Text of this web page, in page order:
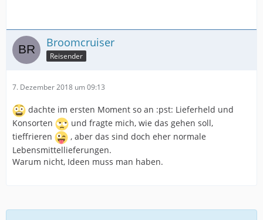
Broomcruiser
Reisender
7. Dezember 2018 um 09:13
dachte im ersten Moment so an :pst: Lieferheld und
Konsorten
und fragte mich, wie das gehen soll,
tieffrieren
, aber das sind doch eher normale
Lebensmittellieferungen.
Warum nicht, Ideen muss man haben.